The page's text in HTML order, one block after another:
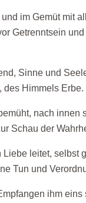
im Gemüt mit
Getrenntsein
Sinne und
des Himmels Erbe.
nach innen
Schau der
Liebe leitet, selbst
Tun und
ihm eins